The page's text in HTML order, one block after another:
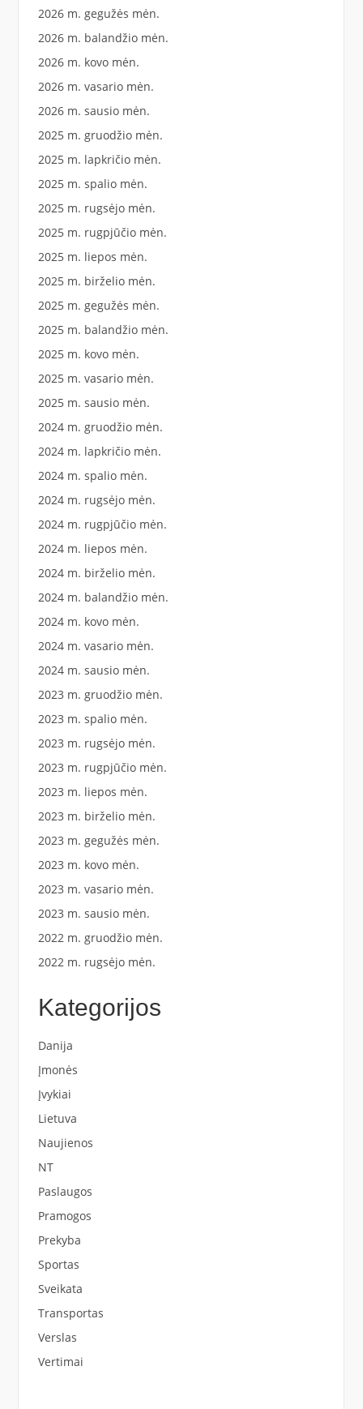
2026 m. gegužės mėn.
2026 m. balandžio mėn.
2026 m. kovo mėn.
2026 m. vasario mėn.
2026 m. sausio mėn.
2025 m. gruodžio mėn.
2025 m. lapkričio mėn.
2025 m. spalio mėn.
2025 m. rugsėjo mėn.
2025 m. rugpjūčio mėn.
2025 m. liepos mėn.
2025 m. birželio mėn.
2025 m. gegužės mėn.
2025 m. balandžio mėn.
2025 m. kovo mėn.
2025 m. vasario mėn.
2025 m. sausio mėn.
2024 m. gruodžio mėn.
2024 m. lapkričio mėn.
2024 m. spalio mėn.
2024 m. rugsėjo mėn.
2024 m. rugpjūčio mėn.
2024 m. liepos mėn.
2024 m. birželio mėn.
2024 m. balandžio mėn.
2024 m. kovo mėn.
2024 m. vasario mėn.
2024 m. sausio mėn.
2023 m. gruodžio mėn.
2023 m. spalio mėn.
2023 m. rugsėjo mėn.
2023 m. rugpjūčio mėn.
2023 m. liepos mėn.
2023 m. birželio mėn.
2023 m. gegužės mėn.
2023 m. kovo mėn.
2023 m. vasario mėn.
2023 m. sausio mėn.
2022 m. gruodžio mėn.
2022 m. rugsėjo mėn.
Kategorijos
Danija
Įmonės
Įvykiai
Lietuva
Naujienos
NT
Paslaugos
Pramogos
Prekyba
Sportas
Sveikata
Transportas
Verslas
Vertimai